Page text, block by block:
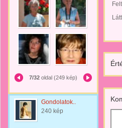
7/32 oldal (249 kép)
Gondolatok..
240 kép